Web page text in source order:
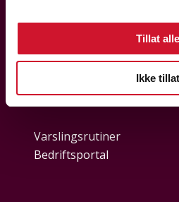
Tillat alle
Ikke tillat
Nyttige lenker
Bærekraft
Varslingsrutiner
Bedriftsportal